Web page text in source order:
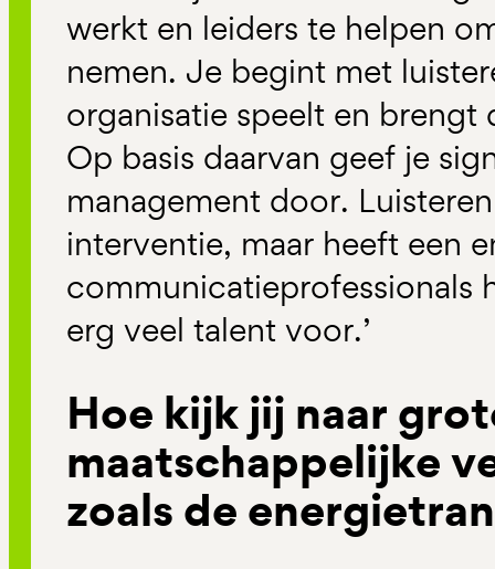
werkt en leiders te helpen
nemen. Je begint met
organisatie speelt en brengt
Op basis daarvan geef je
management door.
interventie, maar heeft een
communicatieprofessionals
erg veel talent voor.’
Hoe kijk jij naar
maatschappelijke
zoals de